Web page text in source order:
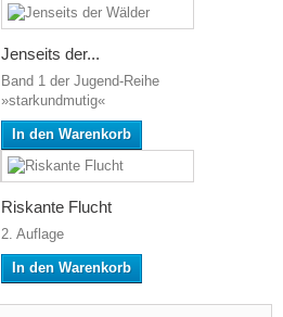
Jenseits der...
Band 1 der Jugend-Reihe
»starkundmutig«
In den Warenkorb
Riskante Flucht
2. Auflage
In den Warenkorb